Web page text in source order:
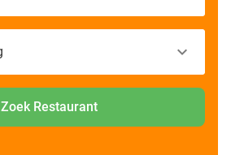
Zoek Restaurant